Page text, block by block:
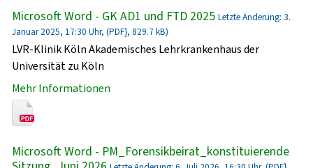
Microsoft Word - GK AD1 und FTD 2025 Letzte Änderung: 3.
Januar 2025, 17:30 Uhr, (PDF}, 829.7 kB)
LVR-Klinik Köln Akademisches Lehrkrankenhaus der
Universität zu Köln
Mehr Informationen
Microsoft Word - PM_Forensikbeirat_konstituierende